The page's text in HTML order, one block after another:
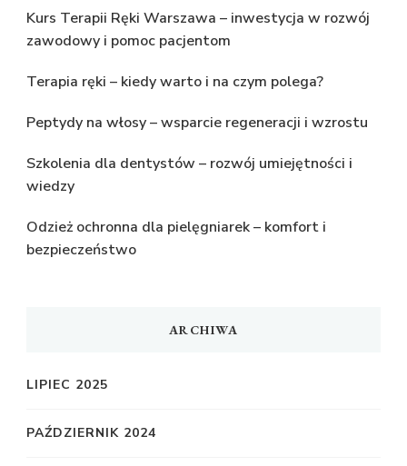
Kurs Terapii Ręki Warszawa – inwestycja w rozwój
zawodowy i pomoc pacjentom
Terapia ręki – kiedy warto i na czym polega?
Peptydy na włosy – wsparcie regeneracji i wzrostu
Szkolenia dla dentystów – rozwój umiejętności i
wiedzy
Odzież ochronna dla pielęgniarek – komfort i
bezpieczeństwo
ARCHIWA
LIPIEC 2025
PAŹDZIERNIK 2024